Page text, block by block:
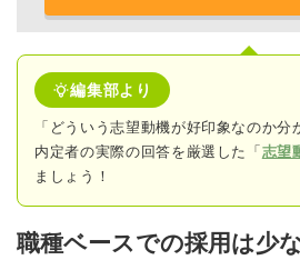
編集部より
「どういう志望動機が好印象なのか分
内定者の実際の回答を厳選した「 志望
ましょう！
職種ベースでの採用は少